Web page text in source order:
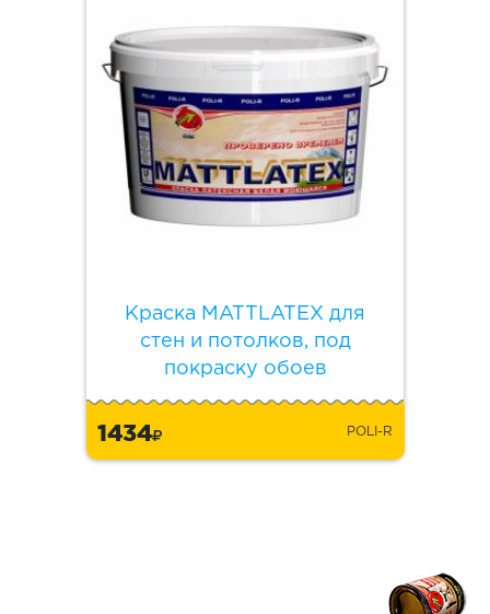
Краска MATTLATEX для
стен и потолков, под
покраску обоев
1434 POLI-R